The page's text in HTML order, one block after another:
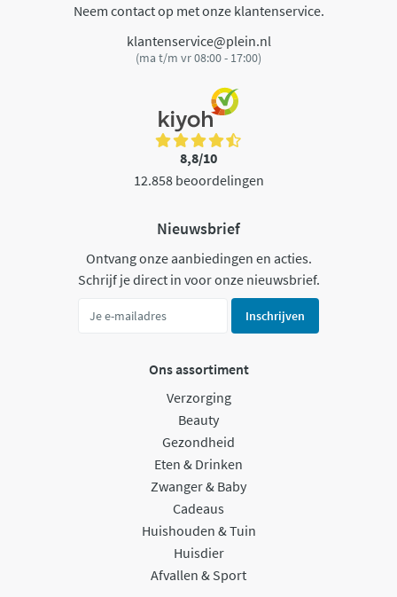
Neem contact op met onze klantenservice.
klantenservice@plein.nl
(ma t/m vr 08:00 - 17:00)
8,8/10
12.858 beoordelingen
Nieuwsbrief
Ontvang onze aanbiedingen en acties.
Schrijf je direct in voor onze nieuwsbrief.
Inschrijven
Ons assortiment
Verzorging
Beauty
Gezondheid
Eten & Drinken
Zwanger & Baby
Cadeaus
Huishouden & Tuin
Huisdier
Afvallen & Sport